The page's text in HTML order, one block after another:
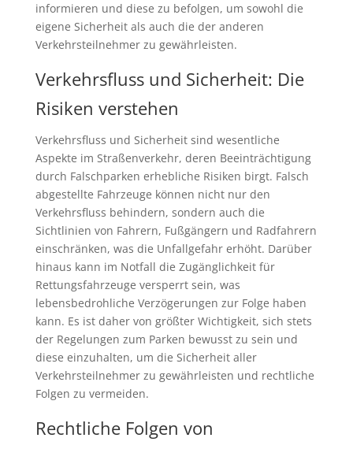
informieren und diese zu befolgen, um sowohl die
eigene Sicherheit als auch die der anderen
Verkehrsteilnehmer zu gewährleisten.
Verkehrsfluss und Sicherheit: Die
Risiken verstehen
Verkehrsfluss und Sicherheit sind wesentliche
Aspekte im Straßenverkehr, deren Beeinträchtigung
durch Falschparken erhebliche Risiken birgt. Falsch
abgestellte Fahrzeuge können nicht nur den
Verkehrsfluss behindern, sondern auch die
Sichtlinien von Fahrern, Fußgängern und Radfahrern
einschränken, was die Unfallgefahr erhöht. Darüber
hinaus kann im Notfall die Zugänglichkeit für
Rettungsfahrzeuge versperrt sein, was
lebensbedrohliche Verzögerungen zur Folge haben
kann. Es ist daher von größter Wichtigkeit, sich stets
der Regelungen zum Parken bewusst zu sein und
diese einzuhalten, um die Sicherheit aller
Verkehrsteilnehmer zu gewährleisten und rechtliche
Folgen zu vermeiden.
Rechtliche Folgen von